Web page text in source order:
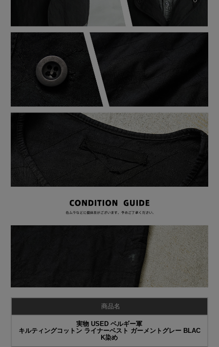
商品名
実物 USED ベルギー軍
キルティングコットン ライナーベスト ガーメントグレー BLAC
K染め